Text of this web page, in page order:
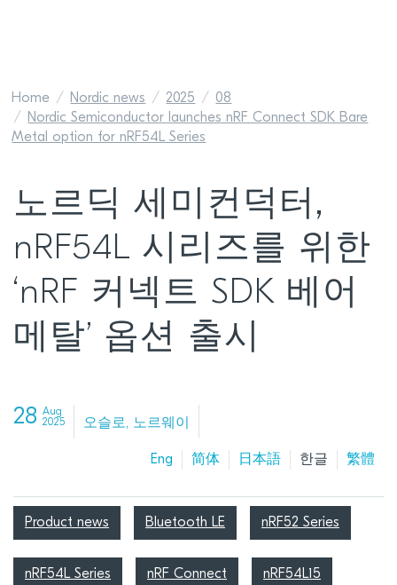
Home Nordic news 2025
08
Nordic Semiconductor launches nRF Connect SDK Bare
Metal option for nRF54L Series
노르딕 세미컨덕터,
nRF54L 시리즈를 위한
‘nRF 커넥트 SDK 베어
메탈’ 옵션 출시
28 Aug
2025
오슬로, 노르웨이
Eng 简体 日本語 한글 繁體
Product news Bluetooth LE nRF52 Series
nRF54L Series nRF Connect nRF54L15